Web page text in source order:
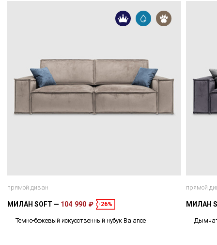
прямой диван
МИЛАН SOFT 104 990 ₽ -26%
Темно-бежевый искусственный нубук Balance
прямой
МИЛАН